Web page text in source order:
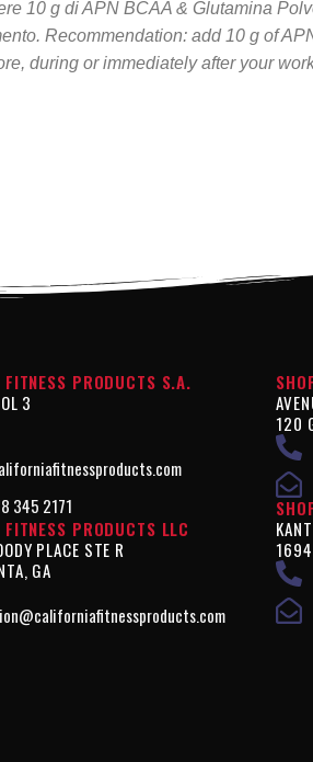
10 g di APN BCAA & Glutamina
Recommendation: add 10 g of
during or immediately after your
PRODUCTS S.A.
3
345 2171
PRODUCTS LLC
PLACE STE R
GA
120